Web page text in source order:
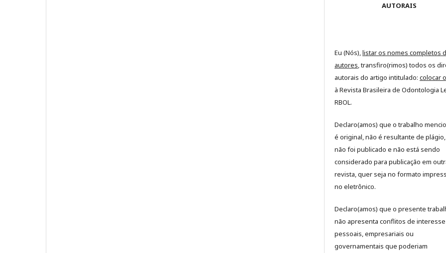
AUTORAIS
Eu (Nós), listar os nomes completos
autores , transfiro(rimos) todos os
autorais do artigo intitulado: colocar
à Revista Brasileira de Odontologia
RBOL.
Declaro(amos) que o trabalho
é original, não é resultante de
não foi publicado e não está sendo
considerado para publicação em
revista, quer seja no formato
no eletrônico.
Declaro(amos) que o presente
não apresenta conflitos de interesse
pessoais, empresariais ou
governamentais que poderiam